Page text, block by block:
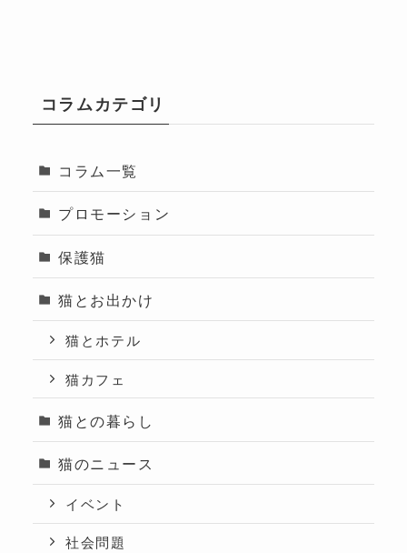
コラムカテゴリ
コラム一覧
プロモーション
保護猫
猫とお出かけ
猫とホテル
猫カフェ
猫との暮らし
猫のニュース
イベント
社会問題